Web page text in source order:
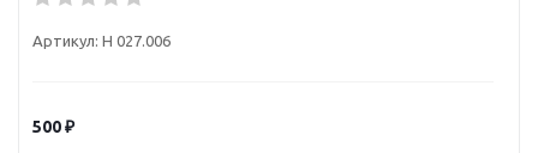
Артикул: Н 027.006
500₽